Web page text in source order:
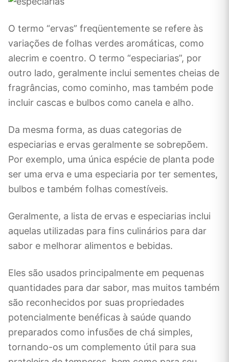
O termo “ervas” freqüentemente se refere às
variações de folhas verdes aromáticas, como
alecrim e coentro. O termo “especiarias”, por
outro lado, geralmente inclui sementes cheias de
fragrâncias, como cominho, mas também pode
incluir cascas e bulbos como canela e alho.
Da mesma forma, as duas categorias de
especiarias e ervas geralmente se sobrepõem.
Por exemplo, uma única espécie de planta pode
ser uma erva e uma especiaria por ter sementes,
bulbos e também folhas comestíveis.
Geralmente, a lista de ervas e especiarias inclui
aquelas utilizadas para fins culinários para dar
sabor e melhorar alimentos e bebidas.
Eles são usados ​​principalmente em pequenas
quantidades para dar sabor, mas muitos também
são reconhecidos por suas propriedades
potencialmente benéficas à saúde quando
preparados como infusões de chá simples,
tornando-os um complemento útil para sua